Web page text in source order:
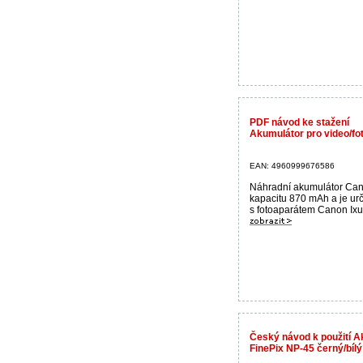
PDF návod ke stažení
Akumulátor pro video/
EAN: 4960999676586
Náhradní akumulátor
kapacitu 870 mAh a je
s fotoaparátem Canon
Český návod k použití
FinePix NP-45 černý/bílý